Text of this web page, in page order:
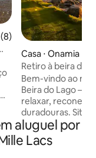
uma avaliação média
Casa ⋅ Onamia
Retiro à beira do
4BR / 3BA
Bem-vindo ao
Beira do Lago —
relaxar,
duradouras.
água, nossa casa
panorâmica para
todas as suas
aluguel por
Lacs